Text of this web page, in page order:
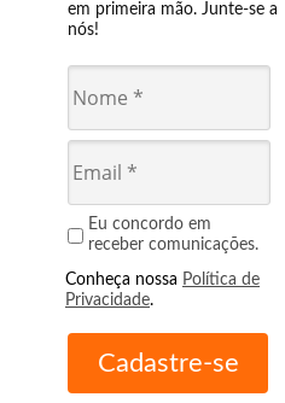
em primeira mão. Junte-se a
nós!
Eu concordo em
receber comunicações.
Conheça nossa Política de
Privacidade.